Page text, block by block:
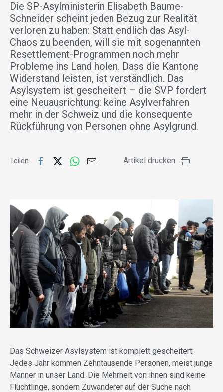
Die SP-Asylministerin Elisabeth Baume-
Schneider scheint jeden Bezug zur Realität
verloren zu haben: Statt endlich das Asyl-
Chaos zu beenden, will sie mit sogenannten
Resettlement-Programmen noch mehr
Probleme ins Land holen. Dass die Kantone
Widerstand leisten, ist verständlich. Das
Asylsystem ist gescheitert – die SVP fordert
eine Neuausrichtung: keine Asylverfahren
mehr in der Schweiz und die konsequente
Rückführung von Personen ohne Asylgrund.
Teilen Artikel drucken
Das Schweizer Asylsystem ist komplett gescheitert:
Jedes Jahr kommen Zehntausende Personen, meist junge
Männer in unser Land. Die Mehrheit von ihnen sind keine
Flüchtlinge, sondern Zuwanderer auf der Suche nach